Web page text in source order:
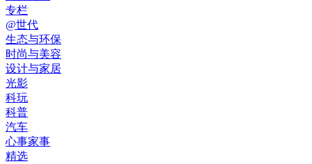
专栏
@世代
生态与环保
时尚与美容
设计与家居
光影
科玩
科普
汽车
心事家事
精选